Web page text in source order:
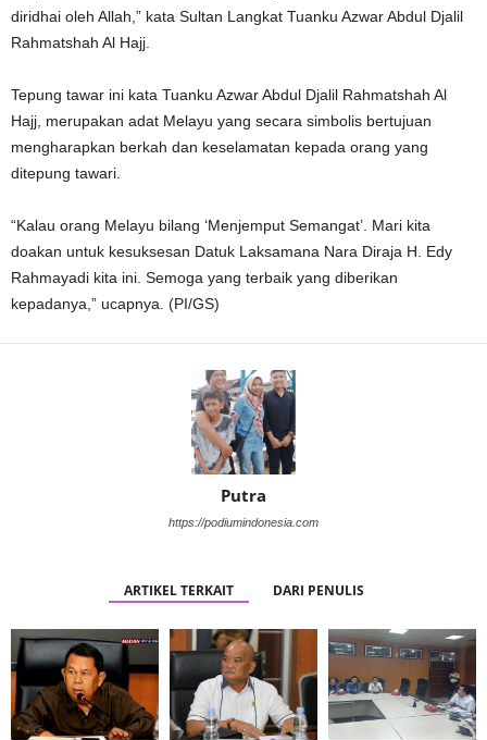
diridhai oleh Allah,” kata Sultan Langkat Tuanku Azwar Abdul Djalil
Rahmatshah Al Hajj.
Tepung tawar ini kata Tuanku Azwar Abdul Djalil Rahmatshah Al
Hajj, merupakan adat Melayu yang secara simbolis bertujuan
mengharapkan berkah dan keselamatan kepada orang yang
ditepung tawari.
“Kalau orang Melayu bilang ‘Menjemput Semangat’. Mari kita
doakan untuk kesuksesan Datuk Laksamana Nara Diraja H. Edy
Rahmayadi kita ini. Semoga yang terbaik yang diberikan
kepadanya,” ucapnya. (PI/GS)
Putra
https://podiumindonesia.com
ARTIKEL TERKAIT DARI PENULIS